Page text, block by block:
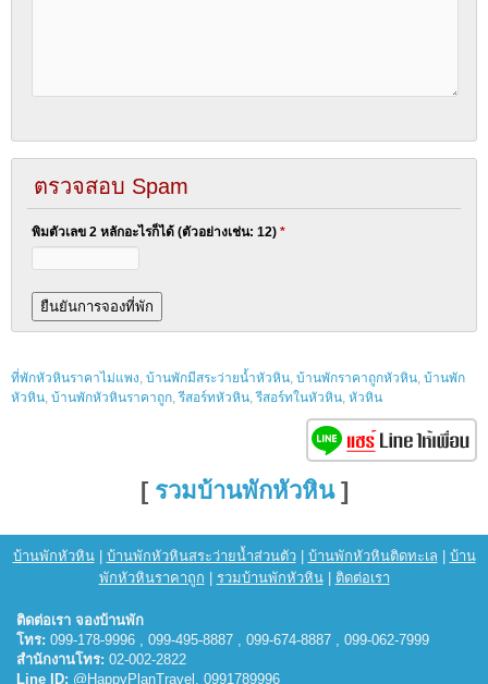
ตรวจสอบ Spam
พิมตัวเลข 2 หลักอะไรก็ได้ (ตัวอย่างเช่น: 12) *
ที่พักหัวหินราคาไม่แพง, บ้านพักมีสระว่ายน้ำหัวหิน, บ้านพักราคาถูกหัวหิน, บ้านพัก
หัวหิน, บ้านพักหัวหินราคาถูก,รีสอร์ทหัวหิน,รีสอร์ทในหัวหิน, หัวหิน
[ รวมบ้านพักหัวหิน]
บ้านพักหัวหิน| บ้านพักหัวหินสระว่ายน้ำส่วนตัว| บ้านพักหัวหินติดทะเล
บ้าน
พักหัวหินราคาถูก
รวมบ้านพักหัวหิน| ติดต่อเรา
ติดต่อเรา จองบ้านพัก
โทร: 099-178-9996 , 099-495-8887 , 099-674-8887 , 099-062-7999
สำนักงานโทร: 02-002-2822
Line ID: @HappyPlanTravel, 0991789996